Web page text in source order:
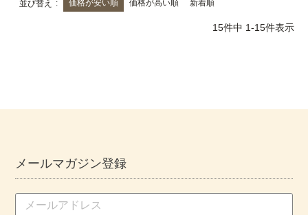
並び替え 価格が安い順 価格が高い順 新着順
15件中 1-15件表示
メールマガジン登録